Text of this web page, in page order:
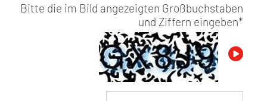
Bitte die im Bild angezeigten Großbuchstaben
und Ziffern eingeben*